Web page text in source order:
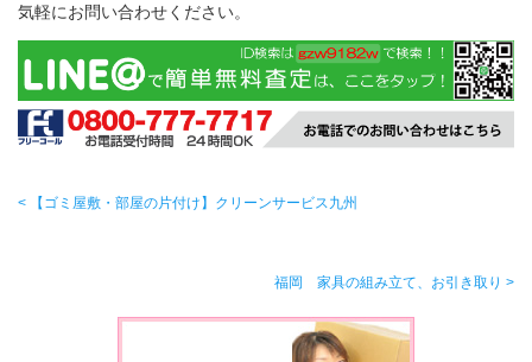
気軽にお問い合わせください。
< 【ゴミ屋敷・部屋の片付け】クリーンサービス九州
福岡 家具の組み立て、お引き取り >